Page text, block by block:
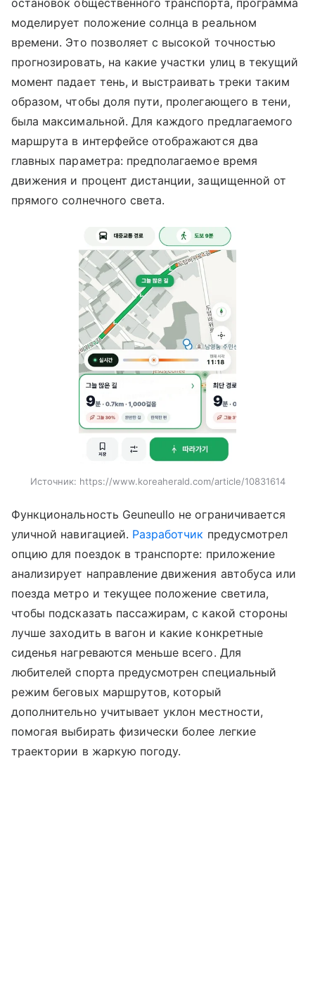
моделирует положение солнца в реальном
времени. Это позволяет с высокой точностью
прогнозировать, на какие участки улиц в текущий
момент падает тень, и выстраивать треки таким
образом, чтобы доля пути, пролегающего в тени,
была максимальной. Для каждого предлагаемого
маршрута в интерфейсе отображаются два
главных параметра: предполагаемое время
движения и процент дистанции, защищенной от
прямого солнечного света.
Источник: https://www.koreaherald.com/article/10831614
Функциональность Geuneullo не ограничивается
уличной навигацией. Разработчик предусмотрел
опцию для поездок в транспорте: приложение
анализирует направление движения автобуса или
поезда метро и текущее положение светила,
чтобы подсказать пассажирам, с какой стороны
лучше заходить в вагон и какие конкретные
сиденья нагреваются меньше всего. Для
любителей спорта предусмотрен специальный
режим беговых маршрутов, который
дополнительно учитывает уклон местности,
помогая выбирать физически более легкие
траектории в жаркую погоду.